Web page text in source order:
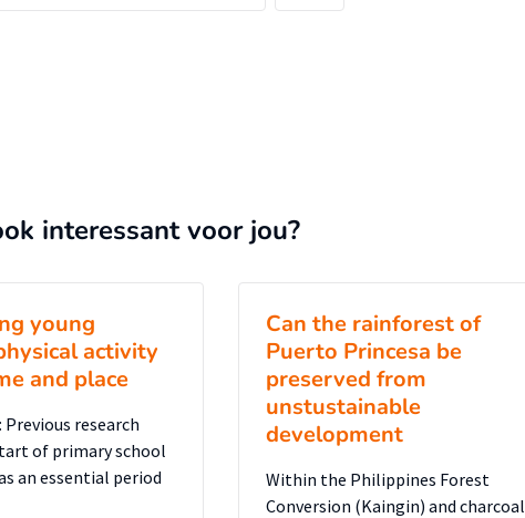
interessant voor jou?
young
activity
and place
Previous research
of primary school
an essential period
Can the rainforest of
Puerto Princesa be
preserved from
unstustainable
development
Within the Philippines Forest
Conversion (Kaingin) and charcoal